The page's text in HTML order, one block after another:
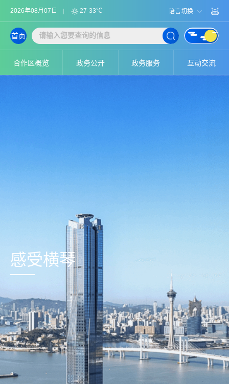
2026年08月07日 27-33℃ 语言切换
合作区概览 政务公开 政务服务 互动交流
首页
感受横琴